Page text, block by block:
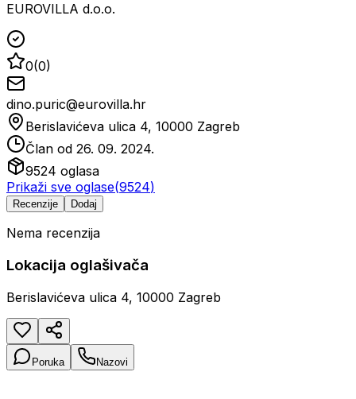
EUROVILLA d.o.o.
0(0)
dino.puric@eurovilla.hr
Berislavićeva ulica 4, 10000 Zagreb
Član od 26. 09. 2024.
9524 oglasa
Prikaži sve oglase(9524)
Recenzije Dodaj
Nema recenzija
Lokacija oglašivača
Berislavićeva ulica 4, 10000 Zagreb
Poruka Nazovi